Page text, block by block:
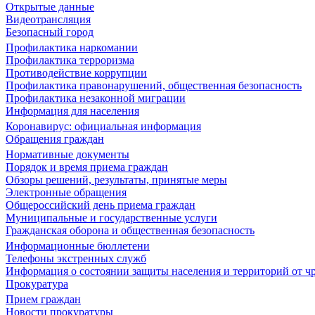
Открытые данные
Видеотрансляция
Безопасный город
Профилактика наркомании
Профилактика терроризма
Противодействие коррупции
Профилактика правонарушений, общественная безопасность
Профилактика незаконной миграции
Информация для населения
Коронавирус: официальная информация
Обращения граждан
Нормативные документы
Порядок и время приема граждан
Обзоры решений, результаты, принятые меры
Электронные обращения
Общероссийский день приема граждан
Муниципальные и государственные услуги
Гражданская оборона и общественная безопасность
Информационные бюллетени
Телефоны экстренных служб
Информация о состоянии защиты населения и территорий от
Прокуратура
Прием граждан
Новости прокуратуры